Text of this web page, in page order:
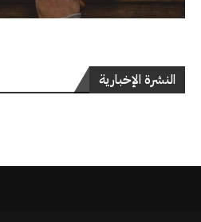
النشرة الإخبارية